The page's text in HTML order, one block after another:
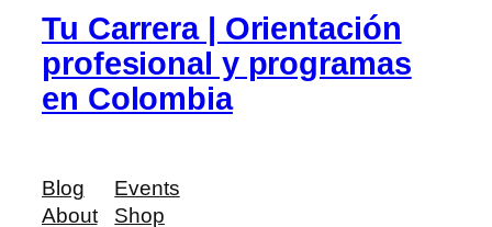
Tu Carrera | Orientación
profesional y programas
en Colombia
Blog
About
Events
Shop